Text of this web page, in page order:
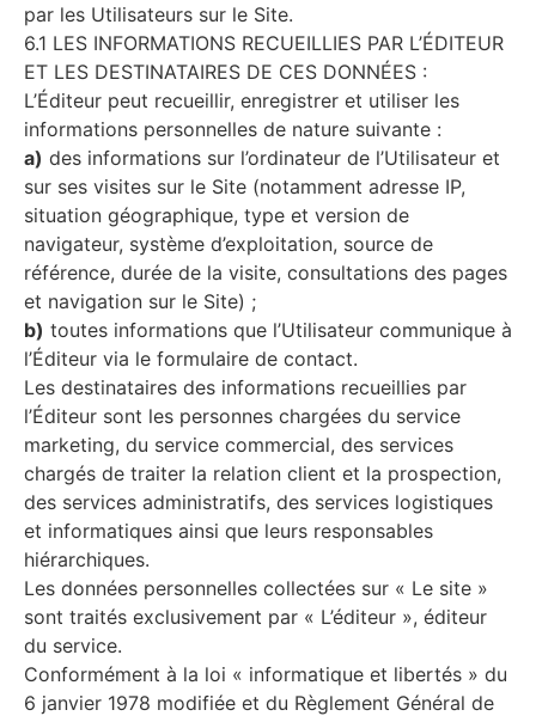
par les Utilisateurs sur le Site.
6.1 LES INFORMATIONS RECUEILLIES PAR L’ÉDITEUR
ET LES DESTINATAIRES DE CES DONNÉES :
L’Éditeur peut recueillir, enregistrer et utiliser les
informations personnelles de nature suivante :
a) des informations sur l’ordinateur de l’Utilisateur et
sur ses visites sur le Site (notamment adresse IP,
situation géographique, type et version de
navigateur, système d’exploitation, source de
référence, durée de la visite, consultations des pages
et navigation sur le Site) ;
b) toutes informations que l’Utilisateur communique à
l’Éditeur via le formulaire de contact.
Les destinataires des informations recueillies par
l’Éditeur sont les personnes chargées du service
marketing, du service commercial, des services
chargés de traiter la relation client et la prospection,
des services administratifs, des services logistiques
et informatiques ainsi que leurs responsables
hiérarchiques.
Les données personnelles collectées sur « Le site »
sont traités exclusivement par « L’éditeur », éditeur
du service.
Conformément à la loi « informatique et libertés » du
6 janvier 1978 modifiée et du Règlement Général de